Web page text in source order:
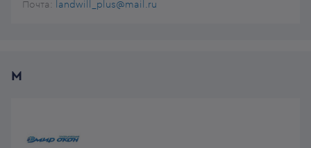
Почта: landwill_plus@mail.ru
М